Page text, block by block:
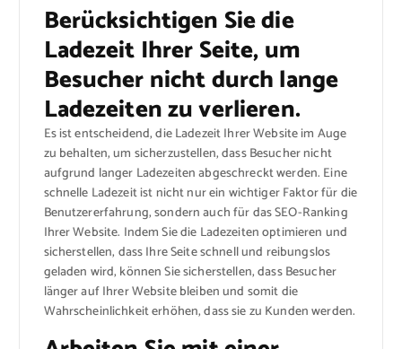
Berücksichtigen Sie die
Ladezeit Ihrer Seite, um
Besucher nicht durch lange
Ladezeiten zu verlieren.
Es ist entscheidend, die Ladezeit Ihrer Website im Auge
zu behalten, um sicherzustellen, dass Besucher nicht
aufgrund langer Ladezeiten abgeschreckt werden. Eine
schnelle Ladezeit ist nicht nur ein wichtiger Faktor für die
Benutzererfahrung, sondern auch für das SEO-Ranking
Ihrer Website. Indem Sie die Ladezeiten optimieren und
sicherstellen, dass Ihre Seite schnell und reibungslos
geladen wird, können Sie sicherstellen, dass Besucher
länger auf Ihrer Website bleiben und somit die
Wahrscheinlichkeit erhöhen, dass sie zu Kunden werden.